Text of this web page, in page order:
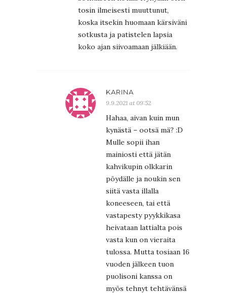
tosin ilmeisesti muuttunut,
koska itsekin huomaan kärsiväni
sotkusta ja patistelen lapsia
koko ajan siivoamaan jälkiään.
KARINA
9.9.2021 at 09:52
Hahaa, aivan kuin mun
kynästä – ootsä mä? :D
Mulle sopii ihan
mainiosti että jätän
kahvikupin olkkarin
pöydälle ja noukin sen
siitä vasta illalla
koneeseen, tai että
vastapesty pyykkikasa
heivataan lattialta pois
vasta kun on vieraita
tulossa. Mutta tosiaan 16
vuoden jälkeen tuon
puolisoni kanssa on
myös tehnyt tehtävänsä